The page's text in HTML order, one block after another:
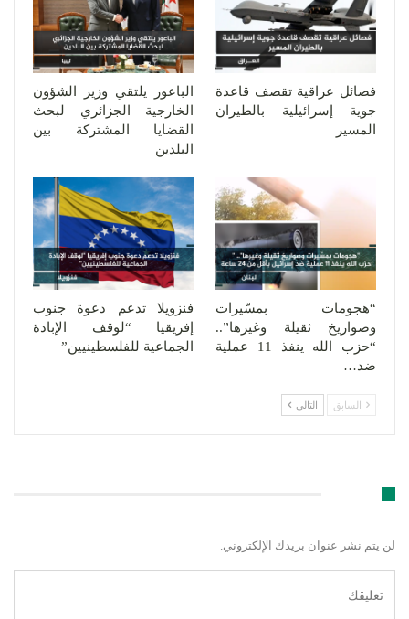
فصائل عراقية تقصف قاعدة
جوية إسرائيلية بالطيران
المسير
الباعور يلتقي وزير الشؤون
الخارجية الجزائري لبحث
القضايا المشتركة بين
البلدين
“هجومات بمسّيرات
وصواريخ ثقيلة وغيرها”..
“حزب الله ينفذ 11 عملية
ضد…
فنزويلا تدعم دعوة جنوب
إفريقيا “لوقف الإبادة
الجماعية للفلسطينيين”
السابق التالي
لن يتم نشر عنوان بريدك الإلكتروني.